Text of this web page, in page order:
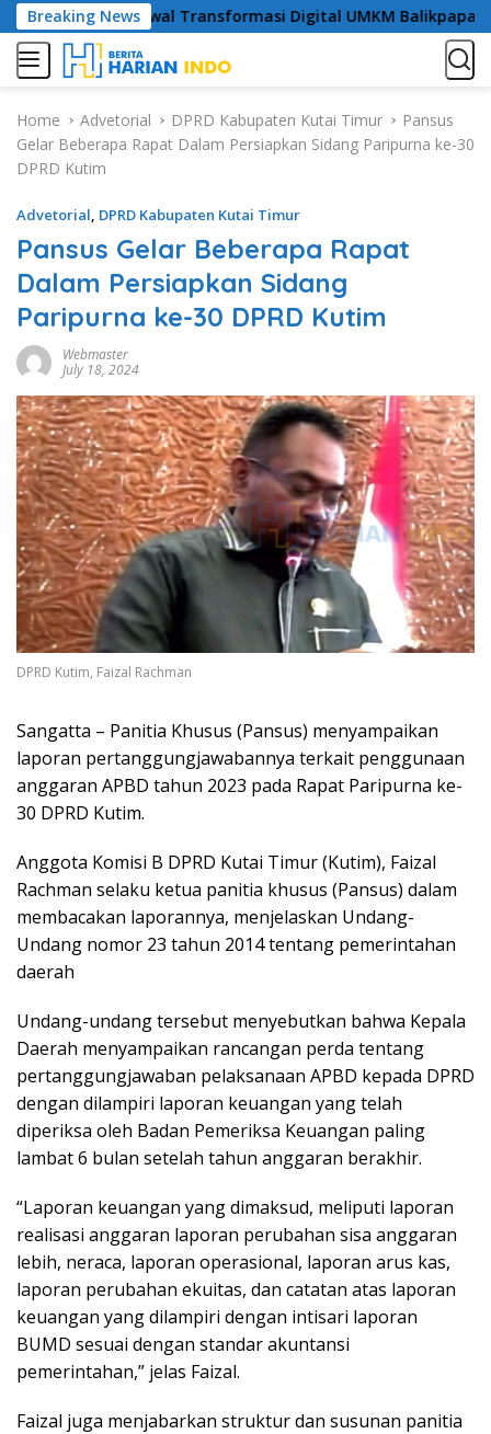
k
Breaking News
Jadi Langkah Awal Transformasi Digital UMKM Balikpapan
Home Advetorial DPRD Kabupaten Kutai Timur
Pansus
Gelar Beberapa Rapat Dalam Persiapkan Sidang Paripurna ke-30
DPRD Kutim
Advetorial, DPRD Kabupaten Kutai Timur
Pansus Gelar Beberapa Rapat
Dalam Persiapkan Sidang
Paripurna ke-30 DPRD Kutim
Webmaster
July 18, 2024
DPRD Kutim, Faizal Rachman
Sangatta – Panitia Khusus (Pansus) menyampaikan
laporan pertanggungjawabannya terkait penggunaan
anggaran APBD tahun 2023 pada Rapat Paripurna ke-
30 DPRD Kutim.
Anggota Komisi B DPRD Kutai Timur (Kutim), Faizal
Rachman selaku ketua panitia khusus (Pansus) dalam
membacakan laporannya, menjelaskan Undang-
Undang nomor 23 tahun 2014 tentang pemerintahan
daerah
Undang-undang tersebut menyebutkan bahwa Kepala
Daerah menyampaikan rancangan perda tentang
pertanggungjawaban pelaksanaan APBD kepada DPRD
dengan dilampiri laporan keuangan yang telah
diperiksa oleh Badan Pemeriksa Keuangan paling
lambat 6 bulan setelah tahun anggaran berakhir.
“Laporan keuangan yang dimaksud, meliputi laporan
realisasi anggaran laporan perubahan sisa anggaran
lebih, neraca, laporan operasional, laporan arus kas,
laporan perubahan ekuitas, dan catatan atas laporan
keuangan yang dilampiri dengan intisari laporan
BUMD sesuai dengan standar akuntansi
pemerintahan,” jelas Faizal.
Faizal juga menjabarkan struktur dan susunan panitia